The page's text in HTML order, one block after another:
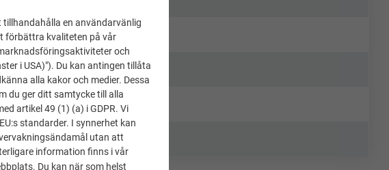
en användarvänlig
förbättra kvaliteten på vår
och
i USA)"). Du kan antingen tillåta
alla kakor och medier. Dessa
du ger ditt samtycke till alla
artikel 49 (1) (a) i GDPR. Vi
standarder. I synnerhet kan
utan att
information finns i vår
Du kan när som helst